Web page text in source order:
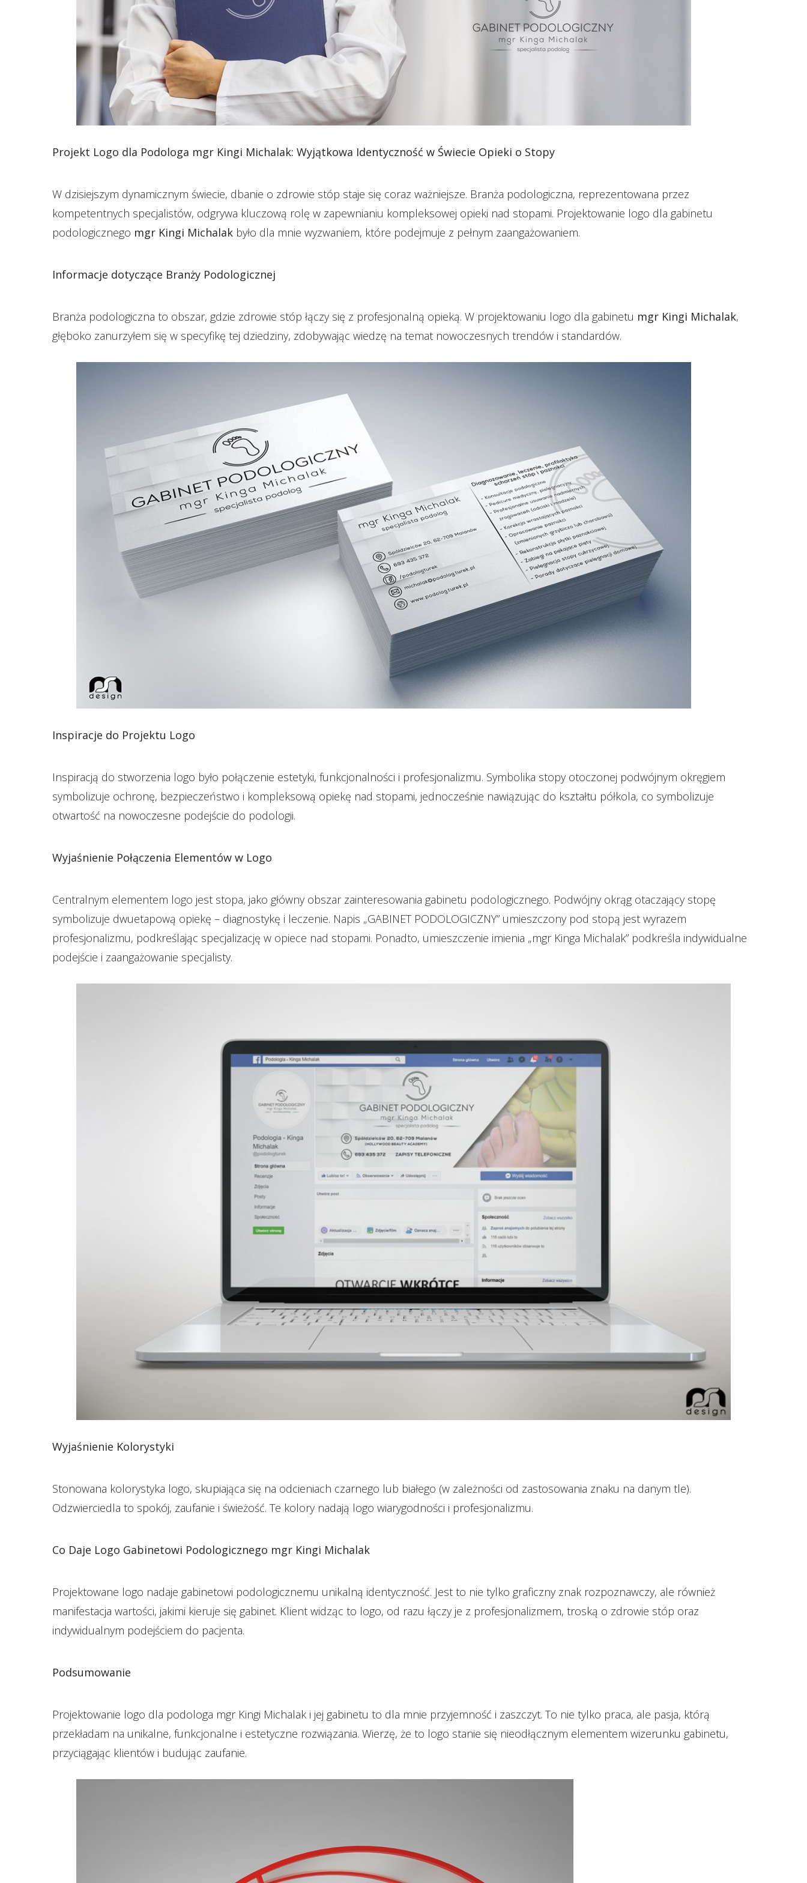
Projekt Logo dla Podologa mgr Kingi Michalak: Wyjątkowa Identyczność w Świecie Opieki o Stopy
W dzisiejszym dynamicznym świecie, dbanie o zdrowie stóp staje się coraz ważniejsze. Branża podologiczna, reprezentowana przez
kompetentnych specjalistów, odgrywa kluczową rolę w zapewnianiu kompleksowej opieki nad stopami. Projektowanie logo dla gabinetu
podologicznego mgr Kingi Michalak było dla mnie wyzwaniem, które podejmuje z pełnym zaangażowaniem.
Informacje dotyczące Branży Podologicznej
Branża podologiczna to obszar, gdzie zdrowie stóp łączy się z profesjonalną opieką. W projektowaniu logo dla gabinetu mgr Kingi Michalak,
głęboko zanurzyłem się w specyfikę tej dziedziny, zdobywając wiedzę na temat nowoczesnych trendów i standardów.
Inspiracje do Projektu Logo
Inspiracją do stworzenia logo było połączenie estetyki, funkcjonalności i profesjonalizmu. Symbolika stopy otoczonej podwójnym okręgiem
symbolizuje ochronę, bezpieczeństwo i kompleksową opiekę nad stopami, jednocześnie nawiązując do kształtu półkola, co symbolizuje
otwartość na nowoczesne podejście do podologii.
Wyjaśnienie Połączenia Elementów w Logo
Centralnym elementem logo jest stopa, jako główny obszar zainteresowania gabinetu podologicznego. Podwójny okrąg otaczający stopę
symbolizuje dwuetapową opiekę – diagnostykę i leczenie. Napis „GABINET PODOLOGICZNY” umieszczony pod stopą jest wyrazem
profesjonalizmu, podkreślając specjalizację w opiece nad stopami. Ponadto, umieszczenie imienia „mgr Kinga Michalak” podkreśla indywidualne
podejście i zaangażowanie specjalisty.
Wyjaśnienie Kolorystyki
Stonowana kolorystyka logo, skupiająca się na odcieniach czarnego lub białego (w zależności od zastosowania znaku na danym tle).
Odzwierciedla to spokój, zaufanie i świeżość. Te kolory nadają logo wiarygodności i profesjonalizmu.
Co Daje Logo Gabinetowi Podologicznego mgr Kingi Michalak
Projektowane logo nadaje gabinetowi podologicznemu unikalną identyczność. Jest to nie tylko graficzny znak rozpoznawczy, ale również
manifestacja wartości, jakimi kieruje się gabinet. Klient widząc to logo, od razu łączy je z profesjonalizmem, troską o zdrowie stóp oraz
indywidualnym podejściem do pacjenta.
Podsumowanie
Projektowanie logo dla podologa mgr Kingi Michalak i jej gabinetu to dla mnie przyjemność i zaszczyt. To nie tylko praca, ale pasja, którą
przekładam na unikalne, funkcjonalne i estetyczne rozwiązania. Wierzę, że to logo stanie się nieodłącznym elementem wizerunku gabinetu,
przyciągając klientów i budując zaufanie.